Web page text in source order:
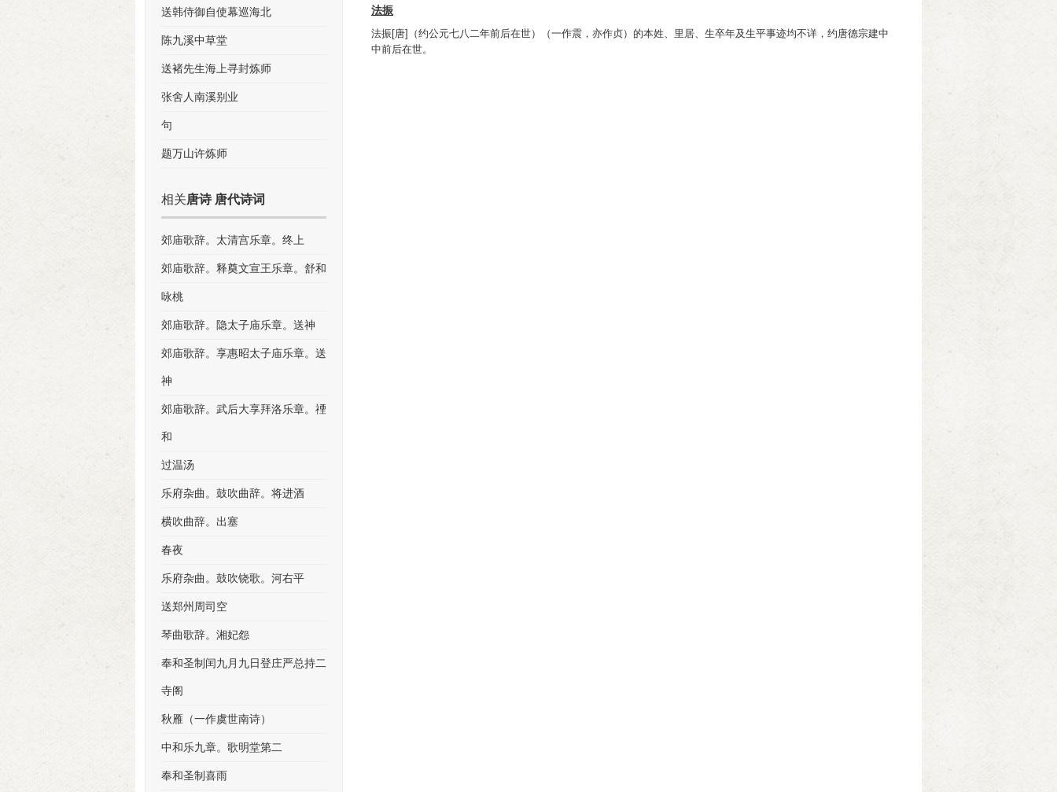
法振
法振[唐]（约公元七八二年前后在世）（一作震，亦作贞）的本姓、里居、生卒年及生平事迹均不详，约唐德宗建中
中前后在世。
送韩侍御自使幕巡海北
陈九溪中草堂
送褚先生海上寻封炼师
张舍人南溪别业
句
题万山许炼师
相关唐诗 唐代诗词
郊庙歌辞。太清宫乐章。终上
郊庙歌辞。释奠文宣王乐章。舒和
咏桃
郊庙歌辞。隐太子庙乐章。送神
郊庙歌辞。享惠昭太子庙乐章。送
神
郊庙歌辞。武后大享拜洛乐章。禋
和
过温汤
乐府杂曲。鼓吹曲辞。将进酒
横吹曲辞。出塞
春夜
乐府杂曲。鼓吹铙歌。河右平
送郑州周司空
琴曲歌辞。湘妃怨
奉和圣制闰九月九日登庄严总持二
寺阁
秋雁（一作虞世南诗）
中和乐九章。歌明堂第二
奉和圣制喜雨